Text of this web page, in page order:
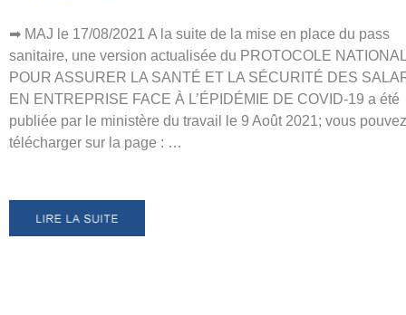
➡ MAJ le 17/08/2021 A la suite de la mise en place du pass
sanitaire, une version actualisée du PROTOCOLE NATIONAL
POUR ASSURER LA SANTÉ ET LA SÉCURITÉ DES
EN ENTREPRISE FACE À L’ÉPIDÉMIE DE COVID-19 a été
publiée par le ministère du travail le 9 Août 2021; vous
télécharger sur la page : …